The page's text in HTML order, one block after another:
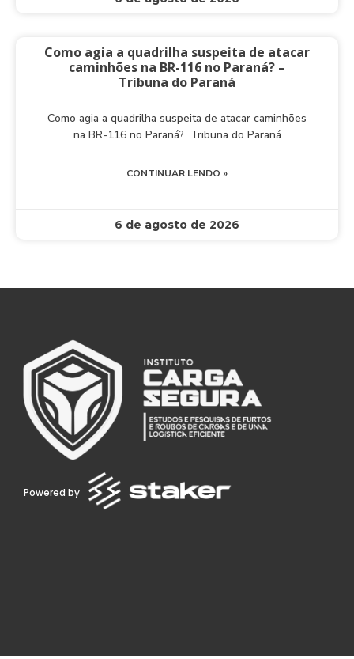
Como agia a quadrilha suspeita de atacar
caminhões na BR-116 no Paraná? –
Tribuna do Paraná
Como agia a quadrilha suspeita de atacar caminhões
na BR-116 no Paraná? Tribuna do Paraná
CONTINUAR LENDO »
6 de agosto de 2026
Powered by